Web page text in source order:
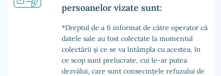
persoanelor vizate sunt:
*Dreptul de a fi informat de către operator că
datele sale au fost colectate la momentul
colectării și ce se va întâmpla cu acestea, în
ce scop sunt prelucrate, cui le-ar putea
dezvălui, care sunt consecințele refuzului de